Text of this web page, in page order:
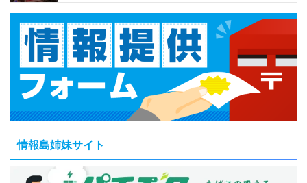
情報島姉妹サイト